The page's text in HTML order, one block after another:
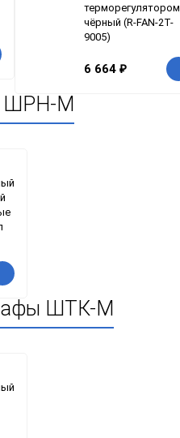
терморегулятором,
чёрный (R-FAN-2T-
9005)
6 664 ₽
ШРН-М
ШТК-М